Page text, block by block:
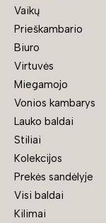
Vaikų
Prieškambario
Biuro
Virtuvės
Miegamojo
Vonios kambarys
Lauko baldai
Stiliai
Kolekcijos
Prekės sandėlyje
Visi baldai
Kilimai